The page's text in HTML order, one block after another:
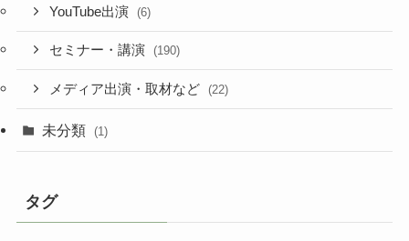
YouTube出演 (6)
セミナー・講演 (190)
メディア出演・取材など (22)
未分類 (1)
タグ